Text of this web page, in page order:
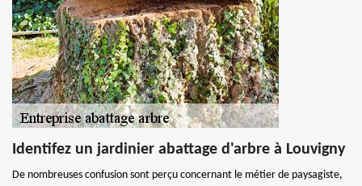
Identifez un jardinier abattage d'arbre à Louvigny
De nombreuses confusion sont perçu concernant le métier de paysagiste,